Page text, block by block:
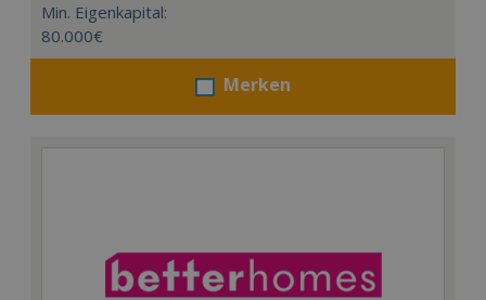
Min. Eigenkapital:
80.000€
Merken